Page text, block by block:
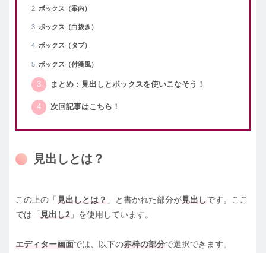
ボックス（案内）
ボックス（白抜き）
ボックス（タブ）
ボックス（付箋風）
まとめ：見出しとボックスを使いこなそう！
次回記事はこちら！
見出しとは？
この上の「 見出しとは？ 」と書かれた部分が見出しです。ここ
では「 見出し2 」を使用しています。
エディター画面では、以下の赤枠の部分で選択できます。